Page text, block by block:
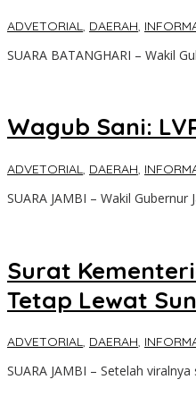
ADVETORIAL, DAERAH,
SUARA BATANGHARI – Wakil
Wagub Sani:
ADVETORIAL, DAERAH,
SUARA JAMBI – Wakil Gubernur
Surat
Tetap Lewat
ADVETORIAL, DAERAH,
SUARA JAMBI – Setelah